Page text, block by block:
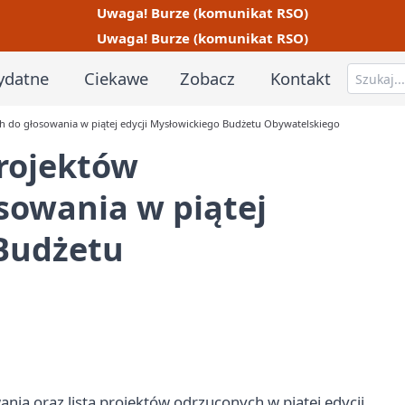
Uwaga! Burze (komunikat RSO)
Uwaga! Burze (komunikat RSO)
Ciekawe Zobacz Kontakt
do głosowania w piątej edycji Mysłowickiego Budżetu Obywatelskiego
w piątej